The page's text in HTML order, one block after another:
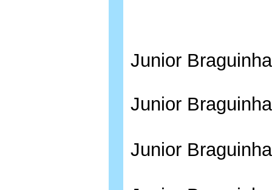
Junior Braguinha
Junior
Junior